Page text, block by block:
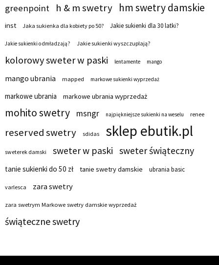
greenpoint h & m swetry hm swetry damskie
inst Jaka sukienka dla kobiety po 50? Jakie sukienki dla 30 latki?
Jakie sukienki odmładzają? Jakie sukienki wyszczuplają?
kolorowy sweter w paski lentamente mango
mango ubrania mapped markowe sukienki wyprzedaż
markowe ubrania markowe ubrania wyprzedaż
mohito swetry msngr najpiękniejsze sukienki na weselu renee
reserved swetry sdidas sklep ebutik.pl
sweterek damski sweter w paski sweter świąteczny
tanie sukienki do 50 zł tanie swetry damskie ubrania basic
varlesca zara swetry
zara swetrym Markowe swetry damskie wyprzedaż
świąteczne swetry